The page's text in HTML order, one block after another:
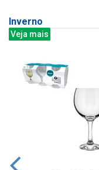
Inverno
Veja mais